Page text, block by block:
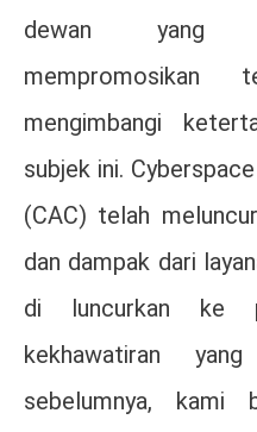
dewan yang
mengimbangi
subjek ini.
(CAC) telah
dan dampak dari
di luncurkan ke
kekhawatiran
sebelumnya, kami